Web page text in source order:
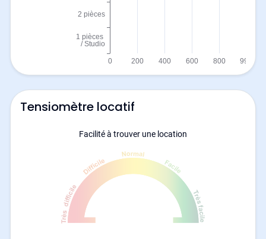
Tensiomètre locatif
Facilité à trouver une location